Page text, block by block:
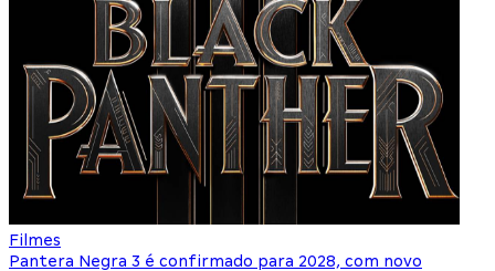
Filmes
Pantera Negra 3 é confirmado para 2028, com novo